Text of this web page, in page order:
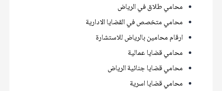
محامي طلاق في الرياض
محامي متخصص في القضايا الادارية
ارقام محامين بالرياض للاستشارة
محامي قضايا عمالية
محامي قضايا جنائية الرياض
محامي قضايا اسرية